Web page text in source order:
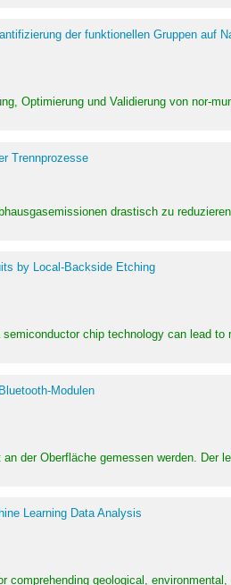
der funktionellen Gruppen
Optimierung und Validierung von nor-
Trennprozesse
drastisch zu
by Local-Backside Etching
chip technology can lead
Modulen
der Oberfläche gemessen werden.
Learning Data Analysis
comprehending geological,